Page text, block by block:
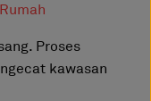
Proses
kawasan